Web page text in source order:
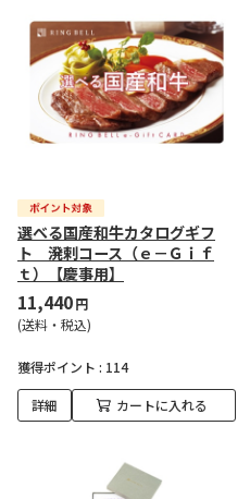
選べる国産和牛カタログギフ
ト 溌剌コース（ｅ－Ｇｉｆ
ｔ）【慶事用】
11,440円
(送料・税込)
獲得ポイント : 114
詳細 カートに入れる